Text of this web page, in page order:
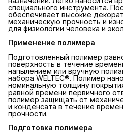
специального инструмента.
обеспечивает высокие
механическую прочность и
для физиологии человека и
Применение полимера
Подготовленный полимер
поверхность в течение
напылением или вручную
набора WELTEC®. Полимер
номинальную толщину
равной времени первичного
полимер защищать от
и конденсата в течение
прочности.
Подготовка полимера